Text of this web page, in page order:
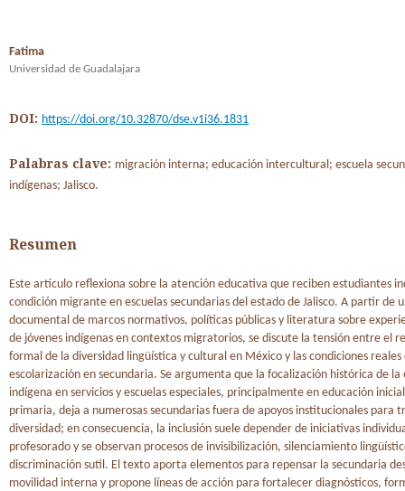
Fatima
Universidad de Guadalajara
DOI: https://doi.org/10.32870/dse.v1i36.1831
Palabras clave: migración interna; educación intercultural; escuela
indígenas; Jalisco.
Resumen
Este artículo reflexiona sobre la atención educativa que reciben estudiantes
condición migrante en escuelas secundarias del estado de Jalisco. A partir de
documental de marcos normativos, políticas públicas y literatura sobre
de jóvenes indígenas en contextos migratorios, se discute la tensión entre el
formal de la diversidad lingüística y cultural en México y las condiciones reales
escolarización en secundaria. Se argumenta que la focalización histórica de la
indígena en servicios y escuelas especiales, principalmente en educación
primaria, deja a numerosas secundarias fuera de apoyos institucionales para
diversidad; en consecuencia, la inclusión suele depender de iniciativas
profesorado y se observan procesos de invisibilización, silenciamiento
discriminación sutil. El texto aporta elementos para repensar la secundaria
movilidad interna y propone líneas de acción para fortalecer diagnósticos,